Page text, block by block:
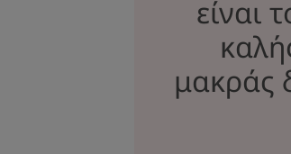
είναι
μακράς